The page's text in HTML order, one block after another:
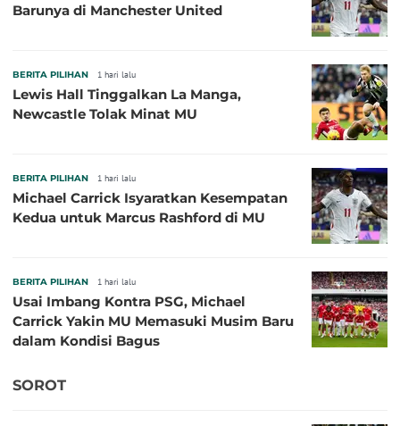
Barunya di Manchester United
BERITA PILIHAN 1 hari lalu
Lewis Hall Tinggalkan La Manga,
Newcastle Tolak Minat MU
BERITA PILIHAN 1 hari lalu
Michael Carrick Isyaratkan Kesempatan
Kedua untuk Marcus Rashford di MU
BERITA PILIHAN 1 hari lalu
Usai Imbang Kontra PSG, Michael
Carrick Yakin MU Memasuki Musim Baru
dalam Kondisi Bagus
SOROT